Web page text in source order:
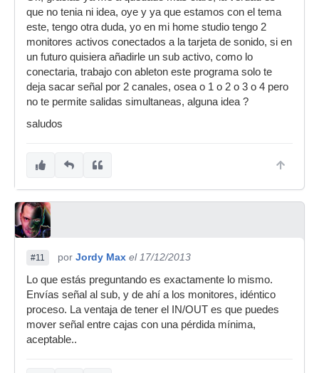
que no tenia ni idea, oye y ya que estamos con el tema
este, tengo otra duda, yo en mi home studio tengo 2
monitores activos conectados a la tarjeta de sonido, si en
un futuro quisiera añadirle un sub activo, como lo
conectaria, trabajo con ableton este programa solo te
deja sacar señal por 2 canales, osea o 1 o 2 o 3 o 4 pero
no te permite salidas simultaneas, alguna idea ?
saludos
#11 por Jordy Max el 17/12/2013
Lo que estás preguntando es exactamente lo mismo.
Envías señal al sub, y de ahí a los monitores, idéntico
proceso. La ventaja de tener el IN/OUT es que puedes
mover señal entre cajas con una pérdida mínima,
aceptable..